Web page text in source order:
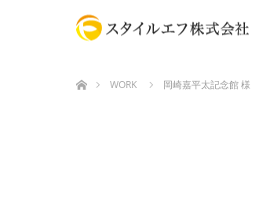
WORK
岡崎嘉平太記念館 様